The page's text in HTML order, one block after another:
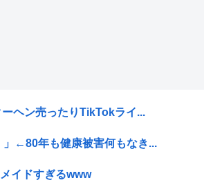
ヘン売ったりTikTokライ...
」←80年も健康被害何もなき...
イドすぎるwww